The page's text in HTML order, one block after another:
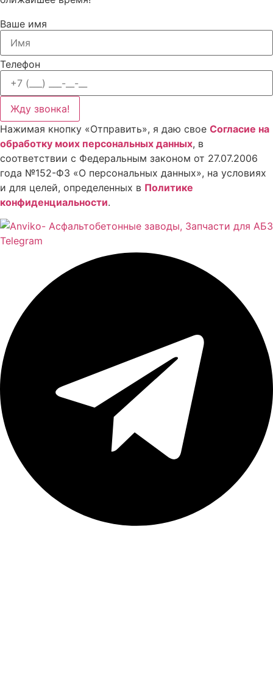
Ваше имя
Телефон
Жду звонка!
Нажимая кнопку «Отправить», я даю свое Cогласие на
обработку моих персональных данных, в
соответствии с Федеральным законом от 27.07.2006
года №152-ФЗ «О персональных данных», на условиях
и для целей, определенных в Политике
конфиденциальности.
Telegram